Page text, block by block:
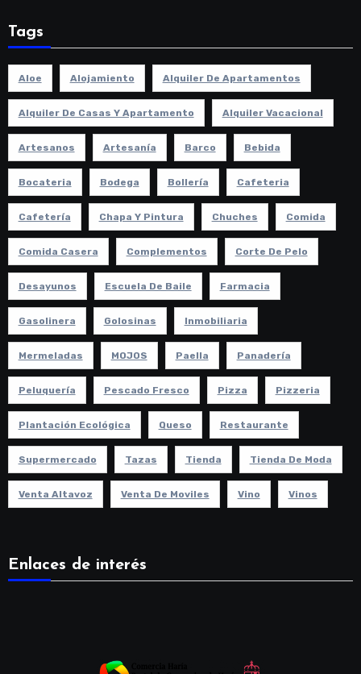
Tags
Aloe Alojamiento Alquiler De Apartamentos
Alquiler De Casas Y Apartamento Alquiler Vacacional
Artesanos Artesanía Barco Bebida
Bocateria Bodega Bollería Cafeteria
Cafetería Chapa Y Pintura Chuches Comida
Comida Casera Complementos Corte De Pelo
Desayunos Escuela De Baile Farmacia
Gasolinera Golosinas Inmobiliaria
Mermeladas MOJOS Paella Panadería
Peluquería Pescado Fresco Pizza Pizzeria
Plantación Ecológica Queso Restaurante
Supermercado Tazas Tienda Tienda De Moda
Venta Altavoz Venta De Moviles Vino Vinos
Enlaces de interés